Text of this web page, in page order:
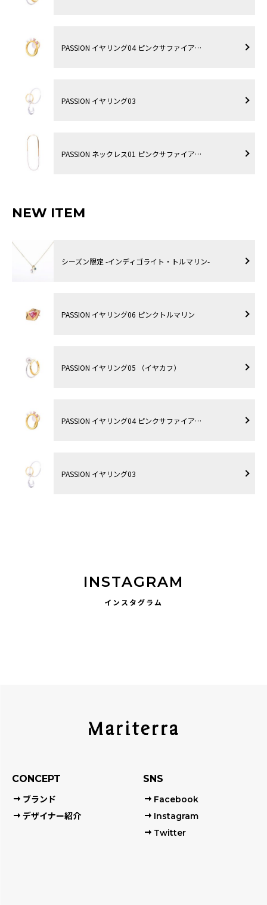
PASSION イヤリング04 ピンクサファイア…
PASSION イヤリング03
PASSION ネックレス01 ピンクサファイア…
NEW ITEM
シーズン限定 -インディゴライト・トルマリン-
PASSION イヤリング06 ピンクトルマリン
PASSION イヤリング05 （イヤカフ）
PASSION イヤリング04 ピンクサファイア…
PASSION イヤリング03
INSTAGRAM
インスタグラム
CONCEPT
ブランド
デザイナー紹介
SNS
Facebook
Instagram
Twitter